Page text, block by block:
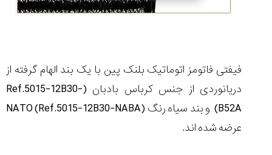
فیفتی فاتومز اتوماتیک بلنک پین با یک بند الهام گرفته از
دریانوردی از جنس کرباس بادبان (Ref.5015-12B30-
B52A) و بند سیاه رنگ NATO (Ref.5015-12B30-NABA)
عرضه شده اند.